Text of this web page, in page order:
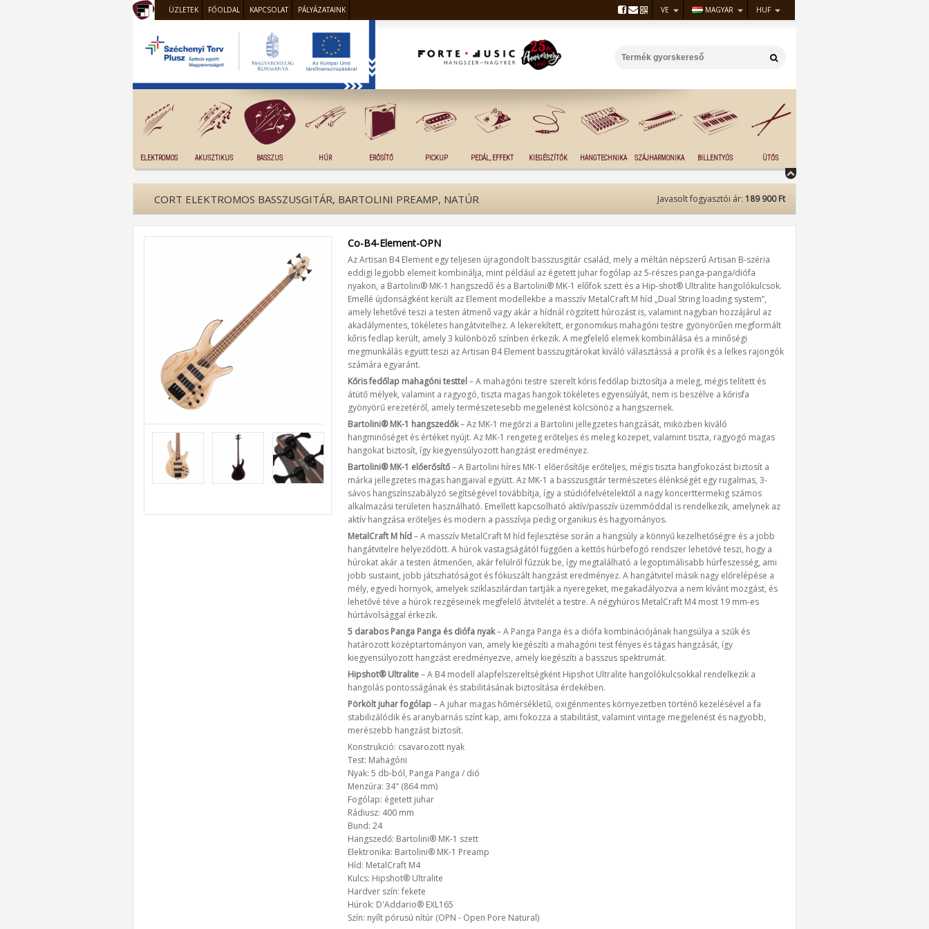
ÜZLETEK FŐOLDAL KAPCSOLAT PÁLYÁZATAINK VE MAGYAR HUF
ELEKTROMOS AKUSZTIKUS BASSZUS HÚR ERŐSÍTŐ PICKUP PEDÁL, EFFEKT KIEGÉSZÍTŐK HANGTECHNIKA SZÁJHARMONIKA BILLENTYŰS ÜTŐS
Javasolt fogyasztói ár: 189 900 Ft
CORT ELEKTROMOS BASSZUSGITÁR, BARTOLINI PREAMP, NATÚR
Co-B4-Element-OPN
Az Artisan B4 Element egy teljesen újragondolt basszusgitár család, mely a méltán népszerű Artisan B-széria
eddigi legjobb elemeit kombinálja, mint például az égetett juhar fogólap az 5-részes panga-panga/diófa
nyakon, a Bartolini® MK-1 hangszedő és a Bartolini® MK-1 előfok szett és a Hip-shot® Ultralite hangolókulcsok.
Emellé újdonságként került az Element modellekbe a masszív MetalCraft M híd „Dual String loading system”,
amely lehetővé teszi a testen átmenő vagy akár a hídnál rögzített húrozást is, valamint nagyban hozzájárul az
akadálymentes, tökéletes hangátvitelhez. A lekerekített, ergonomikus mahagóni testre gyönyörűen megformált
kőris fedlap került, amely 3 különböző színben érkezik. A megfelelő elemek kombinálása és a minőségi
megmunkálás együtt teszi az Artisan B4 Element basszugitárokat kiváló választássá a profik és a lelkes rajongók
számára egyaránt.
Kőris fedőlap mahagóni testtel– A mahagóni testre szerelt kőris fedőlap biztosítja a meleg, mégis telített és
átütő mélyek, valamint a ragyogó, tiszta magas hangok tökéletes egyensúlyát, nem is beszélve a kőrisfa
gyönyörű erezetéről, amely természetesebb megjelenést kölcsönöz a hangszernek.
Bartolini® MK-1 hangszedők– Az MK-1 megőrzi a Bartolini jellegzetes hangzását, miközben kiváló
hangminőséget és értéket nyújt. Az MK-1 rengeteg erőteljes és meleg közepet, valamint tiszta, ragyogó magas
hangokat biztosít, így kiegyensúlyozott hangzást eredményez.
Bartolini® MK-1 előerősítő– A Bartolini híres MK-1 előerősítője erőteljes, mégis tiszta hangfokozást biztosít a
márka jellegzetes magas hangjaival együtt. Az MK-1 a basszusgitár természetes élénkségét egy rugalmas, 3-
sávos hangszínszabályzó segítségével továbbítja, így a stúdiófelvételektől a nagy koncerttermekig számos
alkalmazási területen használható. Emellett kapcsolható aktív/passzív üzemmóddal is rendelkezik, amelynek az
aktív hangzása erőteljes és modern a passzívja pedig organikus és hagyományos.
MetalCraft M híd– A masszív MetalCraft M híd fejlesztése során a hangsúly a könnyű kezelhetőségre és a jobb
hangátvitelre helyeződött. A húrok vastagságától függően a kettős húrbefogó rendszer lehetővé teszi, hogy a
húrokat akár a testen átmenően, akár felülről fűzzük be, így megtalálható a legoptimálisabb húrfeszesség, ami
jobb sustaint, jobb játszhatóságot és fókuszált hangzást eredményez. A hangátvitel másik nagy előrelépése a
mély, egyedi hornyok, amelyek sziklaszilárdan tartják a nyeregeket, megakadályozva a nem kívánt mozgást, és
lehetővé téve a húrok rezgéseinek megfelelő átvitelét a testre. A négyhúros MetalCraft M4 most 19 mm-es
húrtávolsággal érkezik.
5 darabos Panga Panga és diófa nyak– A Panga Panga és a diófa kombinációjának hangsúlya a szűk és
határozott középtartományon van, amely kiegészíti a mahagóni test fényes és tágas hangzását, így
kiegyensúlyozott hangzást eredményezve, amely kiegészíti a basszus spektrumát.
Hipshot® Ultralite– A B4 modell alapfelszereltségként Hipshot Ultralite hangolókulcsokkal rendelkezik a
hangolás pontosságának és stabilitásának biztosítása érdekében.
Pörkölt juhar fogólap– A juhar magas hőmérsékletű, oxigénmentes környezetben történő kezelésével a fa
stabilizálódik és aranybarnás színt kap, ami fokozza a stabilitást, valamint vintage megjelenést és nagyobb,
merészebb hangzást biztosít.
Konstrukció: csavarozott nyak
Test: Mahagóni
Nyak: 5 db-ból, Panga Panga / dió
Menzúra: 34" (864 mm)
Fogólap: égetett juhar
Rádiusz: 400 mm
Bund: 24
Hangszedő: Bartolini® MK-1 szett
Elektronika: Bartolini® MK-1 Preamp
Híd: MetalCraft M4
Kulcs: Hipshot® Ultralite
Hardver szín: fekete
Húrok: D'Addario® EXL165
Szín: nyílt pórusú nítúr (OPN - Open Pore Natural)